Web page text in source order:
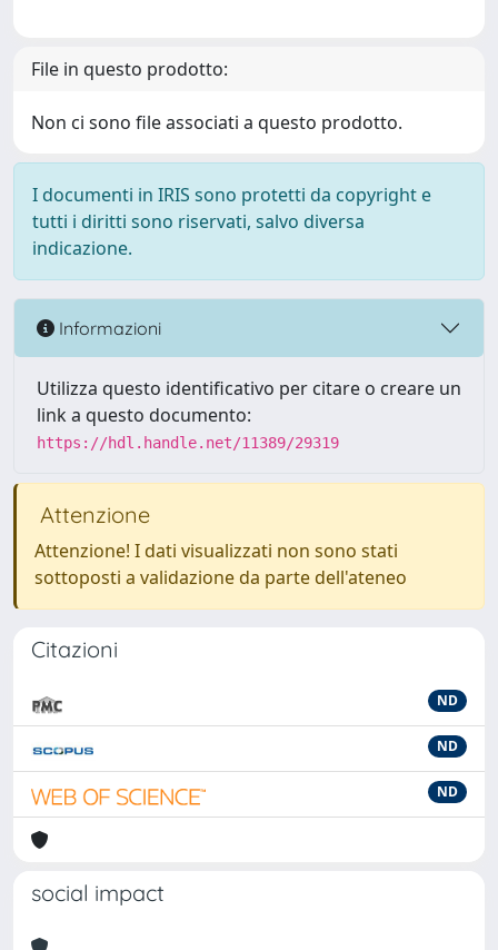
File in questo prodotto:
Non ci sono file associati a questo prodotto.
I documenti in IRIS sono protetti da copyright e
tutti i diritti sono riservati, salvo diversa
indicazione.
Informazioni
Utilizza questo identificativo per citare o creare un
link a questo documento:
https://hdl.handle.net/11389/29319
Attenzione
Attenzione! I dati visualizzati non sono stati
sottoposti a validazione da parte dell'ateneo
Citazioni
ND
ND
ND
social impact